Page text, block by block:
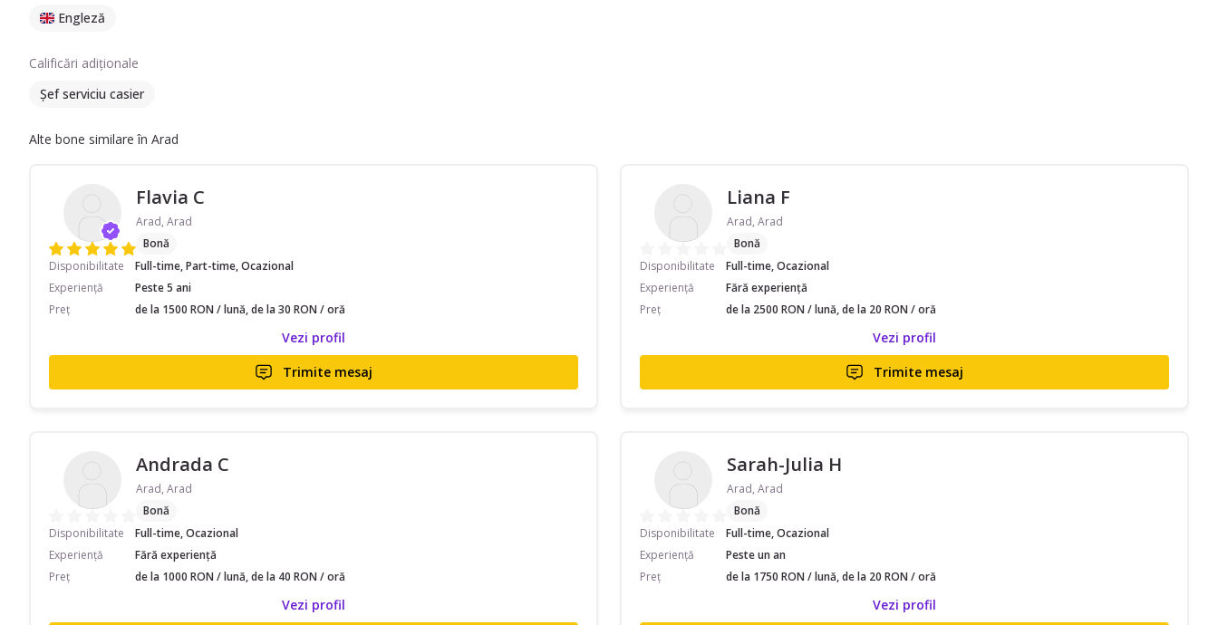
Engleză
Calificări adiționale
Șef serviciu casier
Alte bone similare în Arad
Flavia C
Arad, Arad
Bonă
Disponibilitate
Full-time, Part-time, Ocazional
Experiență
Peste 5 ani
Preț
de la 1500 RON / lună, de la 30 RON / oră
Vezi profil
Trimite mesaj
Liana F
Arad, Arad
Bonă
Disponibilitate
Full-time, Ocazional
Experiență
Fără experiență
Preț
de la 2500 RON / lună, de la 20 RON / oră
Vezi profil
Trimite mesaj
Andrada C
Arad, Arad
Bonă
Disponibilitate
Full-time, Ocazional
Experiență
Fără experiență
Preț
de la 1000 RON / lună, de la 40 RON / oră
Vezi profil
Sarah-Julia H
Arad, Arad
Bonă
Disponibilitate
Full-time, Ocazional
Experiență
Peste un an
Preț
de la 1750 RON / lună, de la 20 RON / oră
Vezi profil